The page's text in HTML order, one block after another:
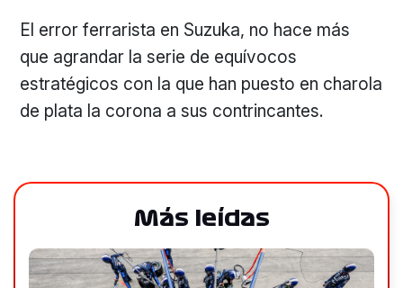
El error ferrarista en Suzuka, no hace más
que agrandar la serie de equívocos
estratégicos con la que han puesto en charola
de plata la corona a sus contrincantes.
Más leídas